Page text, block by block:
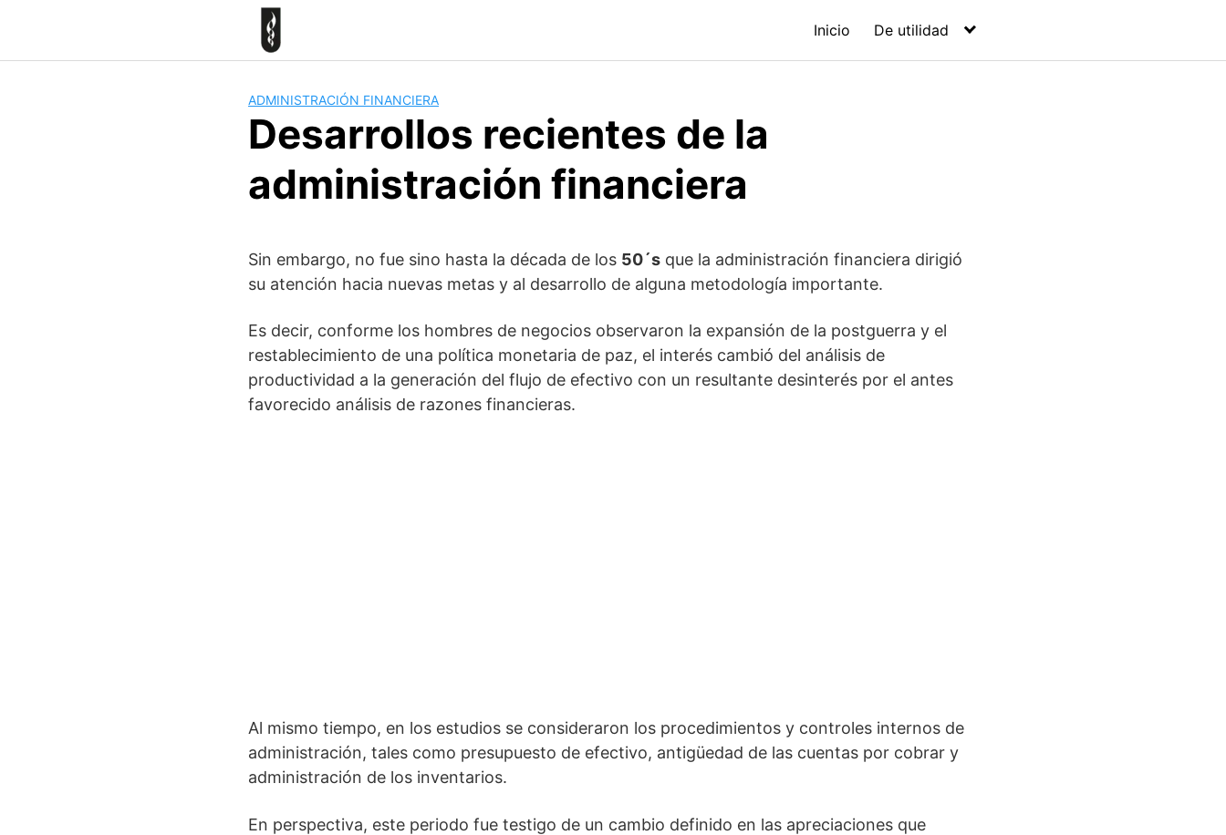
Inicio De utilidad
ADMINISTRACIÓN FINANCIERA
Desarrollos recientes de la
administración financiera
Sin embargo, no fue sino hasta la década de los 50´s que la administración financiera dirigió
su atención hacia nuevas metas y al desarrollo de alguna metodología importante.
Es decir, conforme los hombres de negocios observaron la expansión de la postguerra y el
restablecimiento de una política monetaria de paz, el interés cambió del análisis de
productividad a la generación del flujo de efectivo con un resultante desinterés por el antes
favorecido análisis de razones financieras.
Al mismo tiempo, en los estudios se consideraron los procedimientos y controles internos de
administración, tales como presupuesto de efectivo, antigüedad de las cuentas por cobrar y
administración de los inventarios.
En perspectiva, este periodo fue testigo de un cambio definido en las apreciaciones que